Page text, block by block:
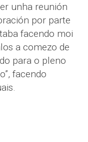
unha reunión
por parte
facendo moi
a comezo de
para o pleno
facendo